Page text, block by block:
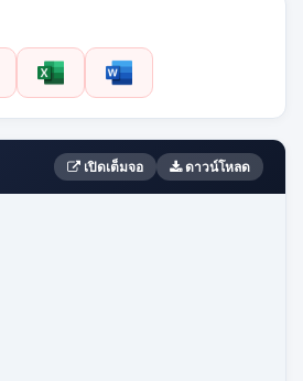
เปิดเต็มจอ ดาวน์โหลด